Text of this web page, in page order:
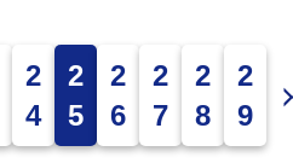
2
4
2
5
2
6
2
7
2
8
2
9